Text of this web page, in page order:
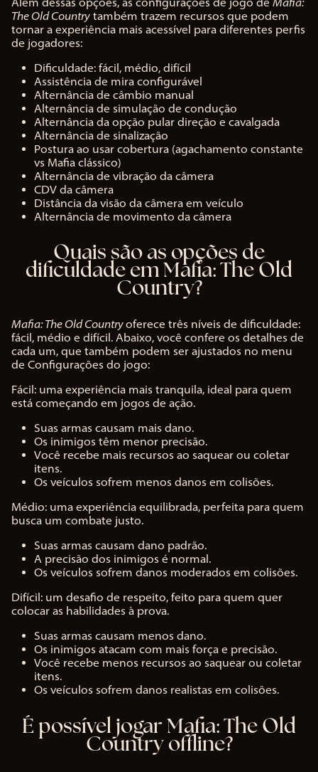
The Old Country também trazem recursos que podem
tornar a experiência mais acessível para diferentes perfis
de jogadores:
Dificuldade: fácil, médio, difícil
Assistência de mira configurável
Alternância de câmbio manual
Alternância de simulação de condução
Alternância da opção pular direção e cavalgada
Alternância de sinalização
Postura ao usar cobertura (agachamento constante
vs Mafia clássico)
Alternância de vibração da câmera
CDV da câmera
Distância da visão da câmera em veículo
Alternância de movimento da câmera
Quais são as opções de
dificuldade em Mafia: The Old
Country?
Mafia: The Old Countryoferece três níveis de dificuldade:
fácil, médio e difícil. Abaixo, você confere os detalhes de
cada um, que também podem ser ajustados no menu
de Configurações do jogo:
Fácil: uma experiência mais tranquila, ideal para quem
está começando em jogos de ação.
Suas armas causam mais dano.
Os inimigos têm menor precisão.
Você recebe mais recursos ao saquear ou coletar
itens.
Os veículos sofrem menos danos em colisões.
Médio: uma experiência equilibrada, perfeita para quem
busca um combate justo.
Suas armas causam dano padrão.
A precisão dos inimigos é normal.
Os veículos sofrem danos moderados em colisões.
Difícil: um desafio de respeito, feito para quem quer
colocar as habilidades à prova.
Suas armas causam menos dano.
Os inimigos atacam com mais força e precisão.
Você recebe menos recursos ao saquear ou coletar
itens.
Os veículos sofrem danos realistas em colisões.
É possível jogar Mafia: The Old
Country offline?